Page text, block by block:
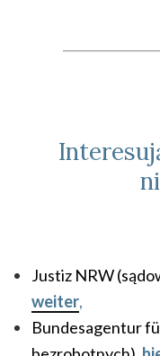
Justiz NRW
weiter,
Bundesagentur